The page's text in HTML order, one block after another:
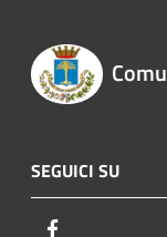
SEGUICI SU